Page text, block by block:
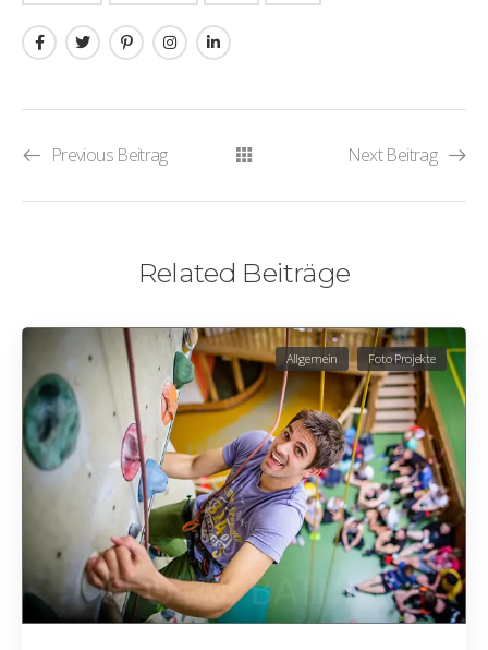
Previous Beitrag Next Beitrag
Related Beiträge
Allgemein Foto Projekte